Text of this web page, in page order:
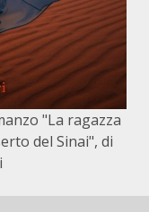
"La ragazza
del Sinai", di